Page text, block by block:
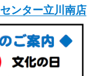
ンター立川南店